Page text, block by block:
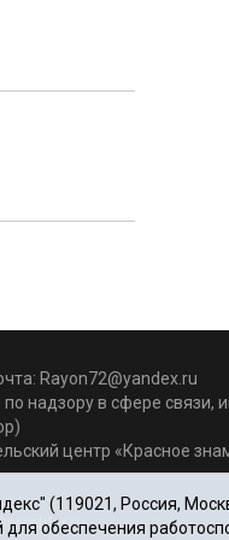
Rayon72@yandex.ru
надзору в сфере связи,
центр «Красное
(119021, Россия,
обеспечения